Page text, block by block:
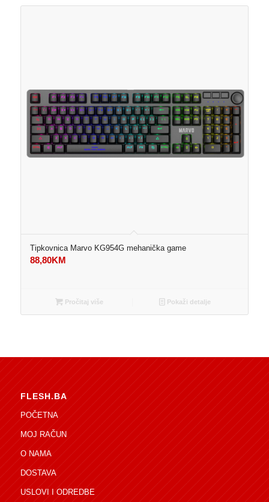
Tipkovnica Marvo KG954G mehanička game
88,80KM
Pročitaj više Pokaži detalje
FLESH.BA
POČETNA
MOJ RAČUN
O NAMA
DOSTAVA
USLOVI I ODREDBE